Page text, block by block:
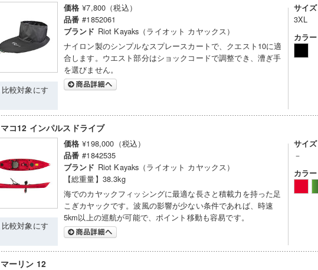
比較対象にす
価格 ¥7,800（税込）
品番 #1852061
ブランド Riot Kayaks（ライオット カヤックス）
ナイロン製のシンプルなスプレースカートで、クエスト10に適
合します。ウエスト部分はショックコードで調整でき、漕ぎ手
を選びません。
サイズ
3XL
カラー
マコ12 インパルスドライブ
比較対象にす
価格 ¥198,000（税込）
品番 #1842535
ブランド Riot Kayaks（ライオット カヤックス）
【総重量】38.3kg
海でのカヤックフィッシングに最適な長さと積載力を持った足
こぎカヤックです。波風の影響が少ない条件であれば、時速
5km以上の巡航が可能で、ポイント移動も容易です。
サイズ
－
カラー
マーリン 12